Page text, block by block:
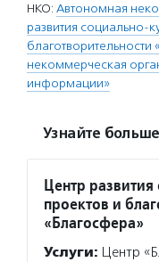
НКО: Автономная
развития социально-
некоммерческая
информации»
Узнайте
Центр
проектов и
«Благосфера»
Услуги: Центр